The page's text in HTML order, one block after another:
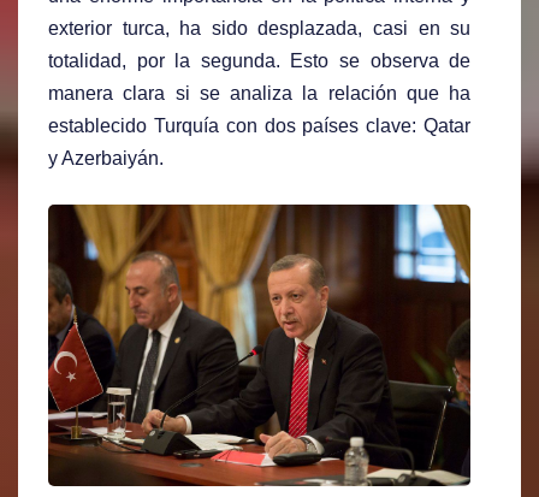
exterior turca, ha sido desplazada, casi en su
totalidad, por la segunda. Esto se observa de
manera clara si se analiza la relación que ha
establecido Turquía con dos países clave: Qatar
y Azerbaiyán.